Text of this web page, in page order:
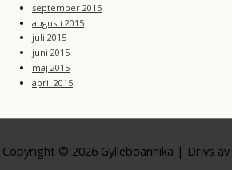
september 2015
augusti 2015
juli 2015
juni 2015
maj 2015
april 2015
Copyright © 2026 Gylleboannika | Drivs av